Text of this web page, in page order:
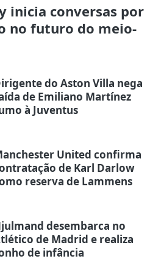
inicia conversas por
no futuro do meio-
do Aston Villa nega
de Emiliano Martínez
à Juventus
United confirma
de Karl Darlow
reserva de Lammens
desembarca no
de Madrid e realiza
de infância